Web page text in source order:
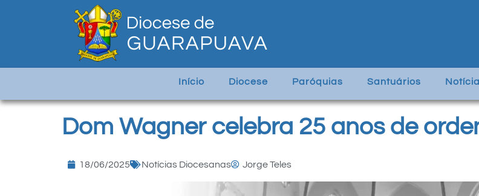
Início Diocese Paróquias Santuários
Dom Wagner celebra 25 anos de
18/06/2025 Notícias Diocesanas Jorge Teles